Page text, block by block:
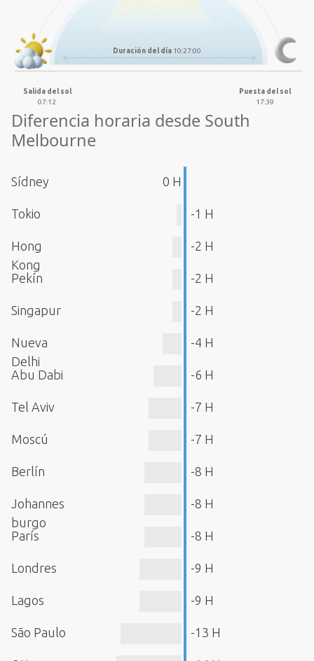
Duración del día 10:27:00
Salida del sol
07:12
Puesta del sol
17:39
Diferencia horaria desde South
Melbourne
Sídney 0 H
Tokio -1 H
Hong
Kong
-2 H
Pekín -2 H
Singapur -2 H
Nueva
Delhi
-4 H
Abu Dabi -6 H
Tel Aviv -7 H
Moscú -7 H
Berlín -8 H
Johannes
burgo
-8 H
París -8 H
Londres -9 H
Lagos -9 H
São Paulo -13 H